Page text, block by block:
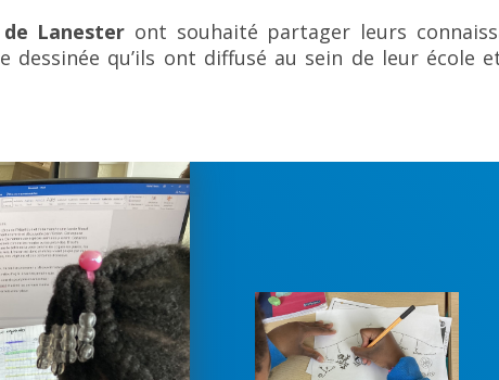
Lanester ont souhaité partager leurs
qu’ils ont diffusé au sein de leur école